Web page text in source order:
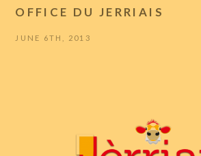
OFFICE DU JERRIAIS
JUNE 6TH, 2013